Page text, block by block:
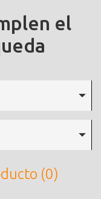
el
(0)